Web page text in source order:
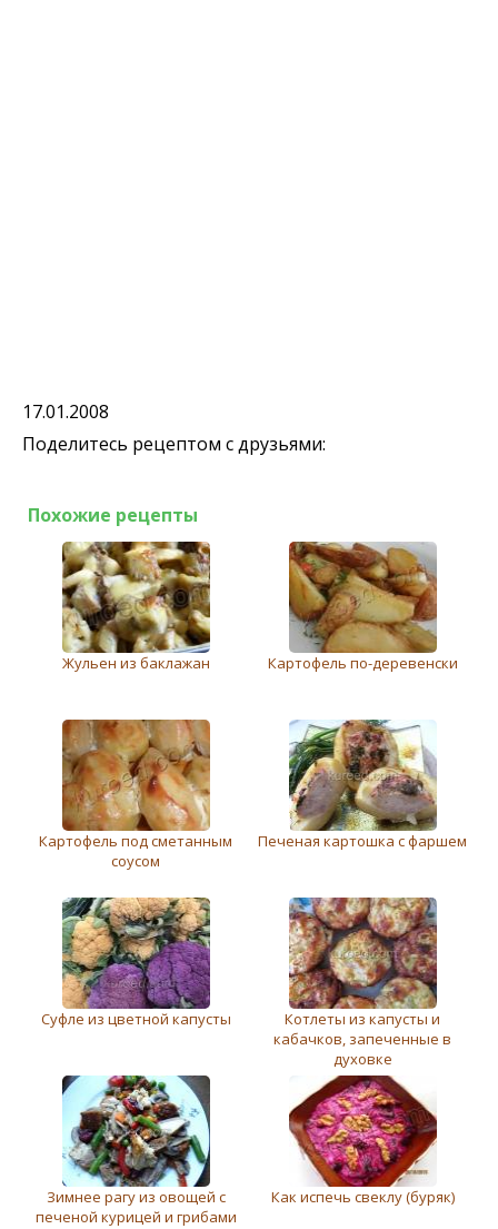
17.01.2008
Поделитесь рецептом с друзьями:
Похожие рецепты
Жульен из баклажан Картофель по-деревенски
Картофель под сметанным
соусом
Печеная картошка с фаршем
Суфле из цветной капусты
Котлеты из капусты и
кабачков, запеченные в
духовке
Зимнее рагу из овощей с
печеной курицей и грибами
Как испечь свеклу (буряк)